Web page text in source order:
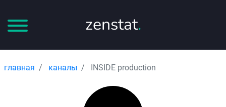
zenstat.
главная каналы INSIDE production